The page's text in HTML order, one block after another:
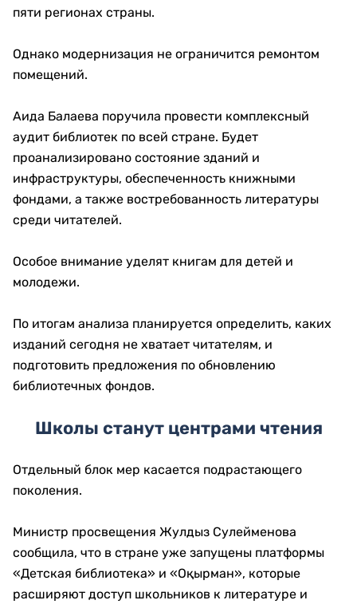
пяти регионах страны.
Однако модернизация не ограничится ремонтом
помещений.
Аида Балаева поручила провести комплексный
аудит библиотек по всей стране. Будет
проанализировано состояние зданий и
инфраструктуры, обеспеченность книжными
фондами, а также востребованность литературы
среди читателей.
Особое внимание уделят книгам для детей и
молодежи.
По итогам анализа планируется определить, каких
изданий сегодня не хватает читателям, и
подготовить предложения по обновлению
библиотечных фондов.
Школы станут центрами чтения
Отдельный блок мер касается подрастающего
поколения.
Министр просвещения Жулдыз Сулейменова
сообщила, что в стране уже запущены платформы
«Детская библиотека» и «Оқырман», которые
расширяют доступ школьников к литературе и